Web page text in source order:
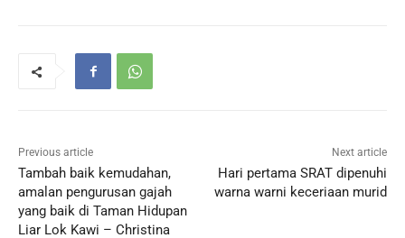
Previous article
Tambah baik kemudahan,
amalan pengurusan gajah
yang baik di Taman Hidupan
Liar Lok Kawi – Christina
Next article
Hari pertama SRAT dipenuhi
warna warni keceriaan murid